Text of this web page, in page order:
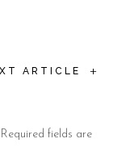
ARTICLE +
Required fields are